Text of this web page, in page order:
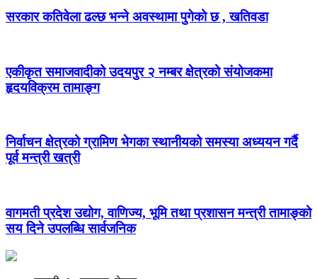
सरकार कतिवेला ढल्छ भन्ने अवस्थामा पुगेको छ , खतिवडा
एकीकृत समाजवादीको उदयपुर २ नम्बर क्षेत्रको संयोजकमा
हृदयविक्रम तामाङ्ग
निर्वाचन क्षेत्रको ग्रामिण भेगका स्थानीयको समस्या अध्ययन गर्दै
पूर्व मन्त्री खत्री
वागमती प्रदेश उद्योग, वाणिज्य, भूमि तथा प्रशासन मन्त्री तामाङ्को
सय दिने उपलब्धि सार्वजनिक